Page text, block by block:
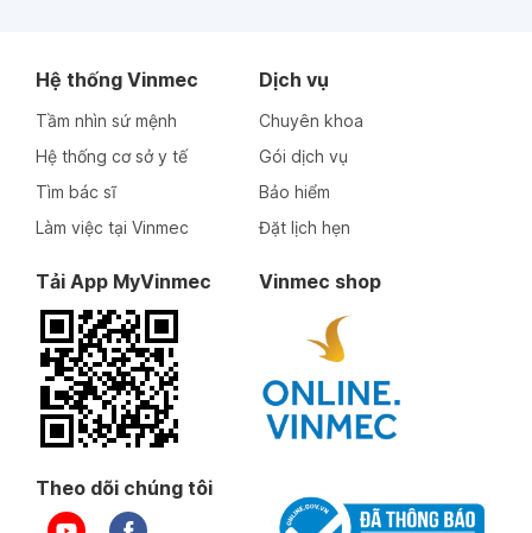
Hệ thống Vinmec
Tầm nhìn sứ mệnh
Hệ thống cơ sở y tế
Tìm bác sĩ
Làm việc tại Vinmec
Dịch vụ
Chuyên khoa
Gói dịch vụ
Bảo hiểm
Đặt lịch hẹn
Tải App MyVinmec Vinmec shop
Theo dõi chúng tôi